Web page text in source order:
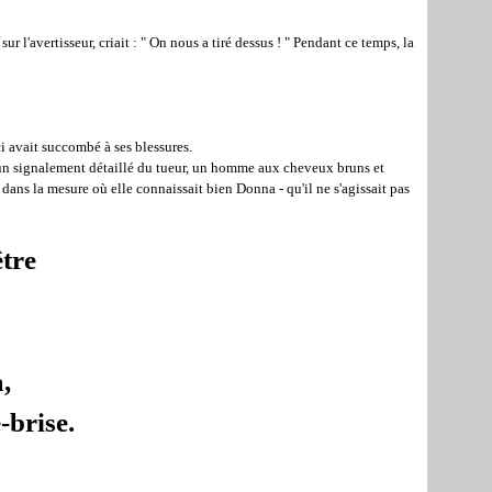
l'avertisseur, criait : " On nous a tiré dessus ! " Pendant ce temps, la
succombé à ses blessures.
détaillé du tueur, un homme aux cheveux bruns et
la mesure où elle connaissait bien Donna - qu'il ne s'agissait pas
brise.